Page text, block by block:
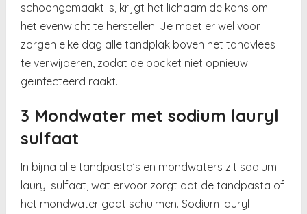
schoongemaakt is, krijgt het lichaam de kans om
het evenwicht te herstellen. Je moet er wel voor
zorgen elke dag alle tandplak boven het tandvlees
te verwijderen, zodat de pocket niet opnieuw
geïnfecteerd raakt.
3 Mondwater met sodium lauryl
sulfaat
In bijna alle tandpasta’s en mondwaters zit sodium
lauryl sulfaat, wat ervoor zorgt dat de tandpasta of
het mondwater gaat schuimen. Sodium lauryl